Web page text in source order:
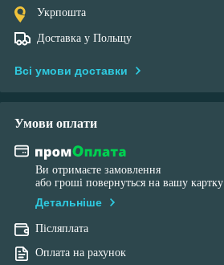
Укрпошта
Доставка у Польщу
Всі умови доставки
Умови оплати
Ви отримаєте замовлення
або гроші повернуться на вашу картку
Детальніше
Післяплата
Оплата на рахунок